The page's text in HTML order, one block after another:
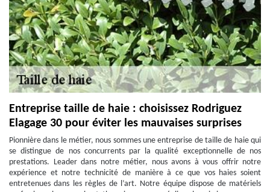
Entreprise taille de haie : choisissez Rodriguez
Elagage 30 pour éviter les mauvaises surprises
Pionnière dans le métier, nous sommes une entreprise de taille de haie qui
se distingue de nos concurrents par la qualité exceptionnelle de nos
prestations. Leader dans notre métier, nous avons à vous offrir notre
expérience et notre technicité de manière à ce que vos haies soient
entretenues dans les règles de l’art. Notre équipe dispose de matériels